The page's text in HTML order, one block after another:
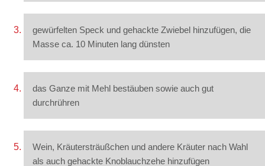
gewürfelten Speck und gehackte Zwiebel hinzufügen, die
Masse ca. 10 Minuten lang dünsten
das Ganze mit Mehl bestäuben sowie auch gut
durchrühren
Wein, Kräutersträußchen und andere Kräuter nach Wahl
als auch gehackte Knoblauchzehe hinzufügen